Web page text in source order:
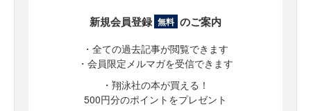
新規会員登録 無料 のご案内
・全ての過去記事が閲覧できます
・会員限定メルマガを受信できます
・翔泳社の本が買える！
500円分のポイントをプレゼント